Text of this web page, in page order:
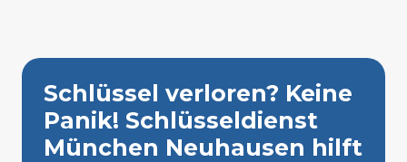
Schlüssel verloren? Keine
Panik! Schlüsseldienst
München Neuhausen hilft